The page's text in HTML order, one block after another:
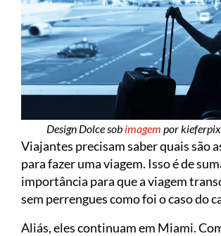
Design Dolce sob imagem por
Viajantes precisam saber quais são
para fazer uma viagem. Isso é de
importância para que a viagem
sem perrengues como foi o caso do
Aliás, eles continuam em Miami.